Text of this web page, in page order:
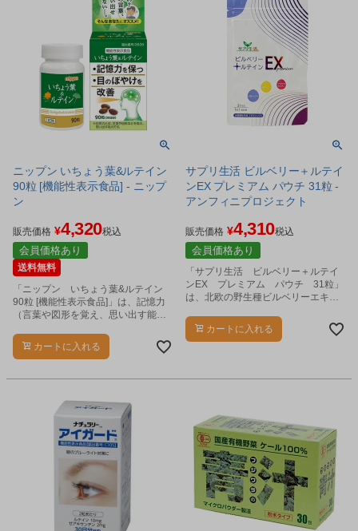
ニップン いちょう葉&ルテイン
90粒 [機能性表示食品] - ニップ
ン
販売価格 ¥4,320税込
会員価格あり
送料無料
「ニップン いちょう葉&ルテイン
90粒 [機能性表示食品]」は、記憶力
（言葉や図形を覚え、思い出す能
ョウ葉エキス、光の刺激から目を保
護し、目のぼやけを改善する機能が
性表示食品です。
カートに入れる
サプリ生活 ビルベリー＋ルテイ
ンEX プレミアム パウチ 31粒 -
アンフィニプロジェクト
販売価格 ¥4,310税込
会員価格あり
「サプリ生活 ビルベリー＋ルテイ
ンEX プレミアム パウチ 31粒」
は、北欧の野生種ビルベリーエキス
カートに入れる